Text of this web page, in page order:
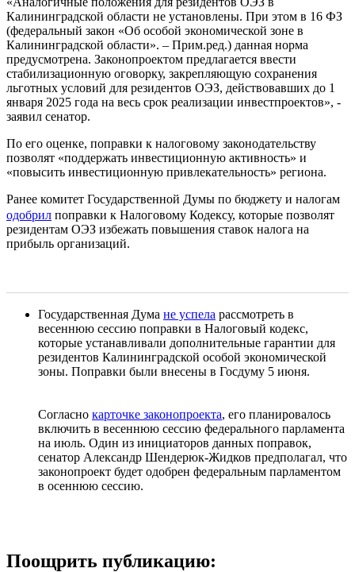
Калининградской области не установлены. При этом в 16 ФЗ
(федеральный закон «Об особой экономической зоне в
Калининградской области». – Прим.ред.) данная норма
предусмотрена. Законопроектом предлагается ввести
стабилизационную оговорку, закрепляющую сохранения
льготных условий для резидентов ОЭЗ, действовавших до 1
января 2025 года на весь срок реализации инвестпроектов», -
заявил сенатор.
По его оценке, поправки к налоговому законодательству
позволят «поддержать инвестиционную активность» и
«повысить инвестиционную привлекательность» региона.
Ранее комитет Государственной Думы по бюджету и налогам
одобрил поправки к Налоговому Кодексу, которые позволят
резидентам ОЭЗ избежать повышения ставок налога на
прибыль организаций.
Государственная Дума не успела рассмотреть в
весеннюю сессию поправки в Налоговый кодекс,
которые устанавливали дополнительные гарантии для
резидентов Калининградской особой экономической
зоны. Поправки были внесены в Госдуму 5 июня.
Согласно карточке законопроекта, его планировалось
включить в весеннюю сессию федерального парламента
на июль. Один из инициаторов данных поправок,
сенатор Александр Шендерюк-Жидков предполагал, что
законопроект будет одобрен федеральным парламентом
в осеннюю сессию.
Поощрить публикацию: